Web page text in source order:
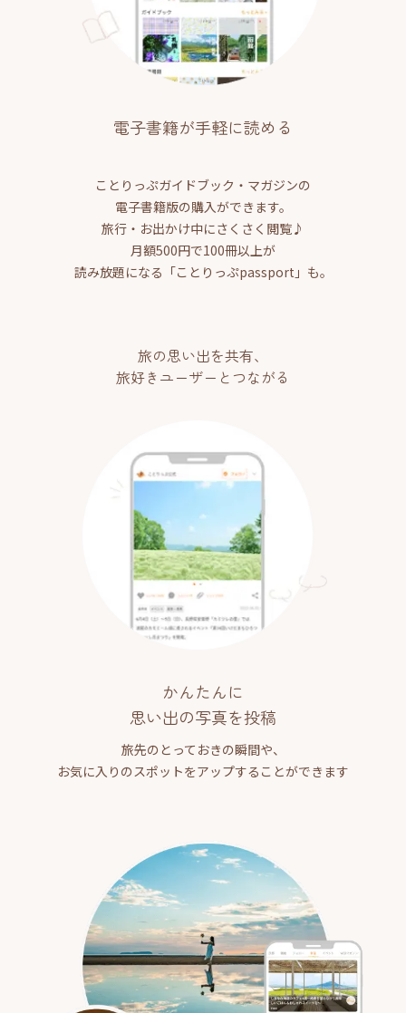
電子書籍が手軽に読める
ことりっぷガイドブック・マガジンの
電子書籍版の購入ができます。
旅行・お出かけ中にさくさく閲覧♪
月額500円で100冊以上が
読み放題になる「ことりっぷpassport」も。
旅の思い出を共有、
旅好きユーザーとつながる
かんたんに
思い出の写真を投稿
旅先のとっておきの瞬間や、
お気に入りのスポットをアップすることができます